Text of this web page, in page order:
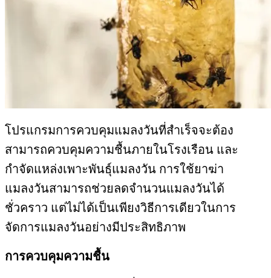
โปรแกรมการควบคุมแมลงวันที่สำเร็จจะต้อง
สามารถควบคุมความชื้นภายในโรงเรือน และ
กำจัดแหล่งเพาะพันธุ์แมลงวัน การใช้ยาฆ่า
แมลงวันสามารถช่วยลดจำนวนแมลงวันได้
ชั่วคราว แต่ไม่ได้เป็นเพียงวิธีการเดียวในการ
จัดการแมลงวันอย่างมีประสิทธิภาพ
การควบคุมความชื้น